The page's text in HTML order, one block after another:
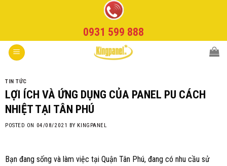
0931 599 888
TIN TỨC
LỢI ÍCH VÀ ỨNG DỤNG CỦA PANEL PU CÁCH
NHIỆT TẠI TÂN PHÚ
POSTED ON 04/08/2021 BY KINGPANEL
Bạn đang sống và làm việc tại Quận Tân Phú, đang có nhu cầu sử